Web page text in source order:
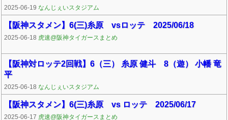
2025-06-19 なんじぇいスタジアム
【阪神スタメン】6(三)糸原 vsロッテ 2025/06/18
2025-06-18 虎速@阪神タイガースまとめ
【阪神対ロッテ2回戦】6（三） 糸原 健斗 8（遊） 小幡 竜
平
2025-06-18 なんじぇいスタジアム
【阪神スタメン】6(三)糸原 vs ロッテ 2025/06/17
2025-06-17 虎速@阪神タイガースまとめ